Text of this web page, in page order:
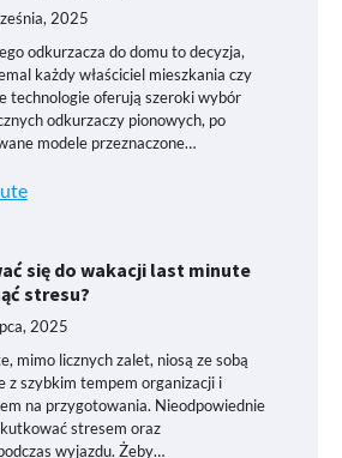
2025
odkurzacza do domu to decyzja,
każdy właściciel mieszkania czy
technologie oferują szeroki wybór
odkurzaczy pionowych, po
modele przeznaczone…
się do wakacji last minute
stresu?
2025
mimo licznych zalet, niosą ze sobą
z szybkim tempem organizacji i
na przygotowania. Nieodpowiednie
stresem oraz
wyjazdu. Żeby…